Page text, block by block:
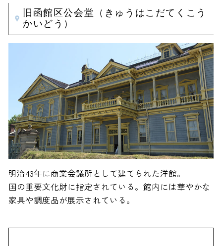
旧函館区公会堂（きゅうはこだてくこう
かいどう）
明治43年に商業会議所として建てられた洋館。
国の重要文化財に指定されている。館内には華やかな
家具や調度品が展示されている。